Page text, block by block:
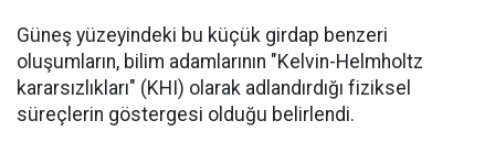
Güneş yüzeyindeki bu küçük girdap benzeri
oluşumların, bilim adamlarının "Kelvin-Helmholtz
kararsızlıkları" (KHI) olarak adlandırdığı fiziksel
süreçlerin göstergesi olduğu belirlendi.